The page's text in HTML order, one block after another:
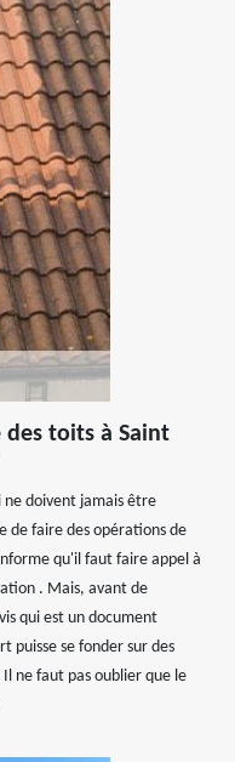
des toits à Saint
ne doivent jamais être
de faire des opérations de
qu'il faut faire appel à
. Mais, avant de
qui est un document
puisse se fonder sur des
ne faut pas oublier que le